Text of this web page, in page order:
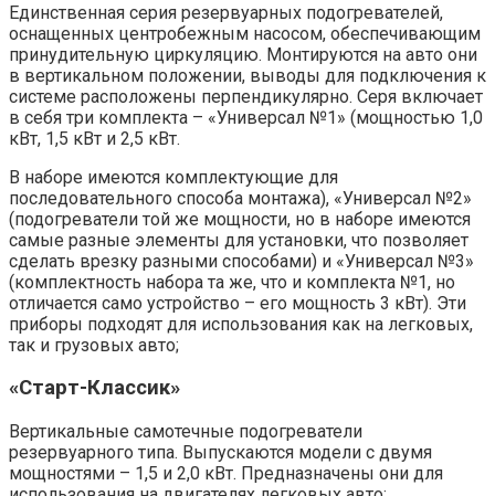
Единственная серия резервуарных подогревателей,
оснащенных центробежным насосом, обеспечивающим
принудительную циркуляцию. Монтируются на авто они
в вертикальном положении, выводы для подключения к
системе расположены перпендикулярно. Серя включает
в себя три комплекта – «Универсал №1» (мощностью 1,0
кВт, 1,5 кВт и 2,5 кВт.
В наборе имеются комплектующие для
последовательного способа монтажа), «Универсал №2»
(подогреватели той же мощности, но в наборе имеются
самые разные элементы для установки, что позволяет
сделать врезку разными способами) и «Универсал №3»
(комплектность набора та же, что и комплекта №1, но
отличается само устройство – его мощность 3 кВт). Эти
приборы подходят для использования как на легковых,
так и грузовых авто;
«Старт-Классик»
Вертикальные самотечные подогреватели
резервуарного типа. Выпускаются модели с двумя
мощностями – 1,5 и 2,0 кВт. Предназначены они для